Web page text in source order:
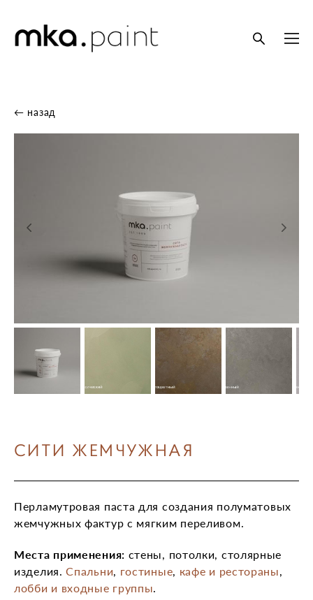
← назад
СИТИ ЖЕМЧУЖНАЯ
Перламутровая паста для создания полуматовых
жемчужных фактур с мягким переливом.
Места применения: стены, потолки, столярные
изделия.Спальни, гостиные, кафе и рестораны,
лобби и входные группы.